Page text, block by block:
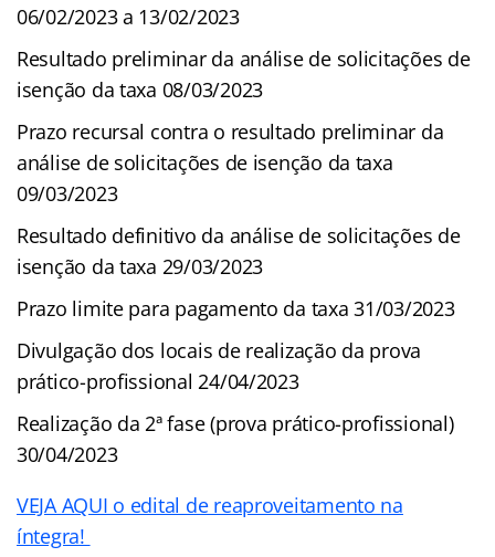
06/02/2023 a 13/02/2023
Resultado preliminar da análise de solicitações de
isenção da taxa 08/03/2023
Prazo recursal contra o resultado preliminar da
análise de solicitações de isenção da taxa
09/03/2023
Resultado definitivo da análise de solicitações de
isenção da taxa 29/03/2023
Prazo limite para pagamento da taxa 31/03/2023
Divulgação dos locais de realização da prova
prático-profissional 24/04/2023
Realização da 2ª fase (prova prático-profissional)
30/04/2023
VEJA AQUI o edital de reaproveitamento na
íntegra!